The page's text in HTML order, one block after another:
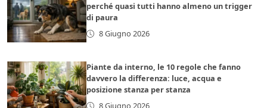
perché quasi tutti hanno almeno un trigger
di paura
8 Giugno 2026
Piante da interno, le 10 regole che fanno
davvero la differenza: luce, acqua e
posizione stanza per stanza
8 Giugno 2026